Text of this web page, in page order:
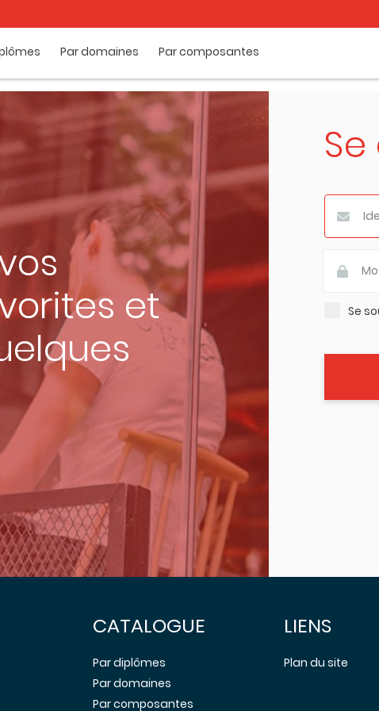
Par domaines Par composantes
et
Se
CATALOGUE
Par diplômes
Par domaines
Par composantes
LIENS
Plan du site